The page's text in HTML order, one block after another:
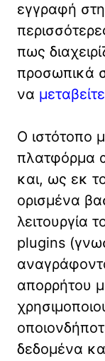
εγγραφή
πως
προσωπικά
να
Ο ιστότοπο
πλατφόρμα
και, ως εκ
ορισμένα
λειτουργία
plugins
απορρήτου
δεδομένα